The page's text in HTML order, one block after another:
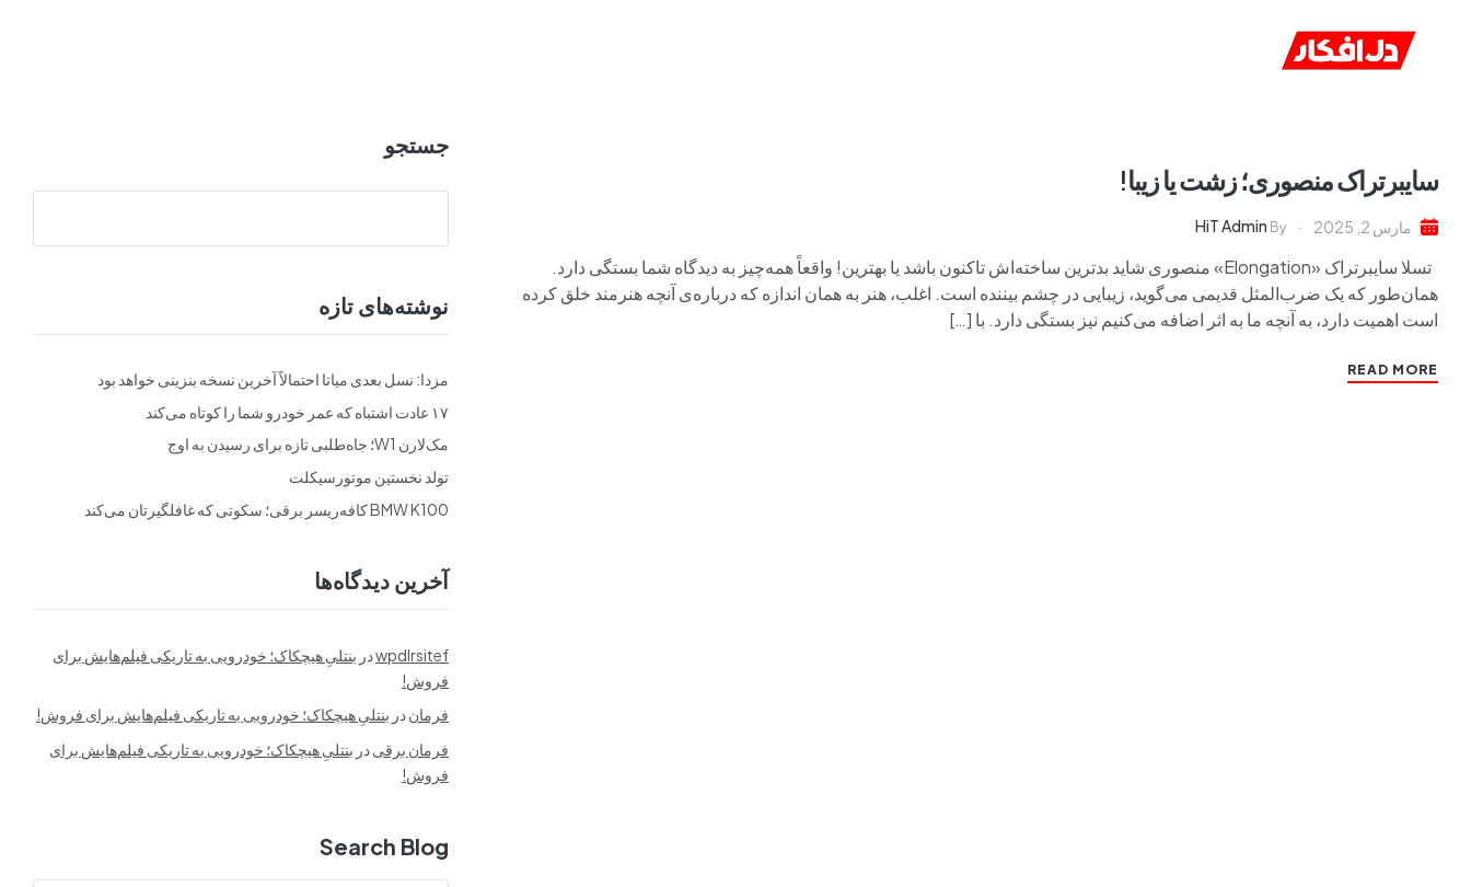
سایبرتراک منصوری؛ زشت‌ یا زیبا!
مارس 2, 2025 By
HiT Admin
تسلا سایبرتراک «Elongation» منصوری شاید بدترین ساخته‌اش تاکنون باشد یا بهترین! واقعاً همه‌چیز به دیدگاه شما بستگی دارد.
همان‌طور که یک ضرب‌المثل قدیمی می‌گوید، زیبایی در چشم بیننده است. اغلب، هنر به همان اندازه که درباره‌ی آنچه هنرمند خلق کرده
است اهمیت دارد، به آنچه ما به اثر اضافه می‌کنیم نیز بستگی دارد. با […]
READ MORE
جستجو
نوشته‌های تازه
مزدا: نسل بعدی میاتا احتمالاً آخرین نسخه بنزینی خواهد بود
۱۷ عادت اشتباه که عمر خودرو شما را کوتاه می‌کند
مک‌لارن W1؛ جاه‌طلبی تازه برای رسیدن به اوج
تولد نخستین موتورسیکلت
BMW K100 کافه‌ریسر برقی؛ سکوتی که غافلگیرتان می‌کند
آخرین دیدگاه‌ها
wpdlrsitefدر بنتلیِ هیچکاک؛ خودرویی به تاریکی فیلم‌هایش برای
فروش!
فرماندر بنتلیِ هیچکاک؛ خودرویی به تاریکی فیلم‌هایش برای فروش!
فرمان برقیدر بنتلیِ هیچکاک؛ خودرویی به تاریکی فیلم‌هایش برای
فروش!
Search Blog